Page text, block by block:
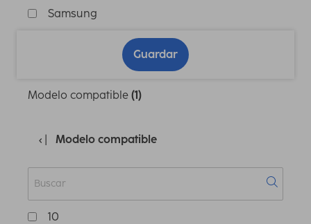
Samsung
Guardar
Modelo compatible (1)
Modelo compatible
10